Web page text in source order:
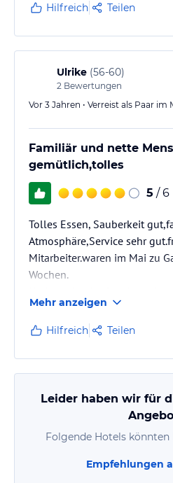
Hilfreich Teilen
Ulrike (56-60)
2 Bewertungen
Vor 3 Jahren • Verreist als Paar im
Familiär und nette
gemütlich,tolles
5 / 6
Tolles Essen, Sauberkeit
Atmosphäre,Service sehr
Mitarbeiter.waren im Mai zu
Wochen.
Wochen.
Sehr empfehlenswert
Mehr anzeigen
Hilfreich Teilen
Leider haben wir für
Folgende Hotels
Empfehlungen